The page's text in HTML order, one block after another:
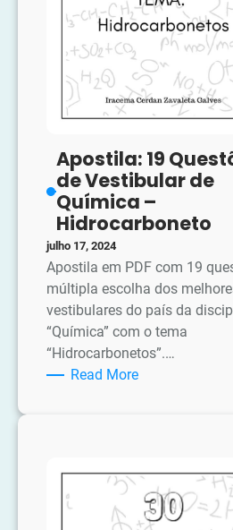
Apostila: 19
de Vestibular de
Química –
Hidrocarboneto
julho 17, 2024
Apostila em PDF com 19
múltipla escolha dos
vestibulares do país da
“Química” com o tema
“Hidrocarbonetos”.…
Read More:
Vestibular
de
Química